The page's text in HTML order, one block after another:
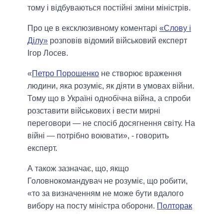
тому і відбуваються постійні зміни міністрів.
Про це в ексклюзивному коментарі «Слову і
Ділу» розповів відомий військовий експерт
Ігор Лосев.
«Петро Порошенко не створює враження
людини, яка розуміє, як діяти в умовах війни.
Тому що в Україні однобічна війна, а спроби
розставити військових і вести мирні
переговори — не спосіб досягнення світу. На
війні — потрібно воювати», - говорить
експерт.
А також зазначає, що, якщо
Головнокомандувач не розуміє, що робити,
«то за визначенням не може бути вдалого
вибору на посту міністра оборони. Полторак